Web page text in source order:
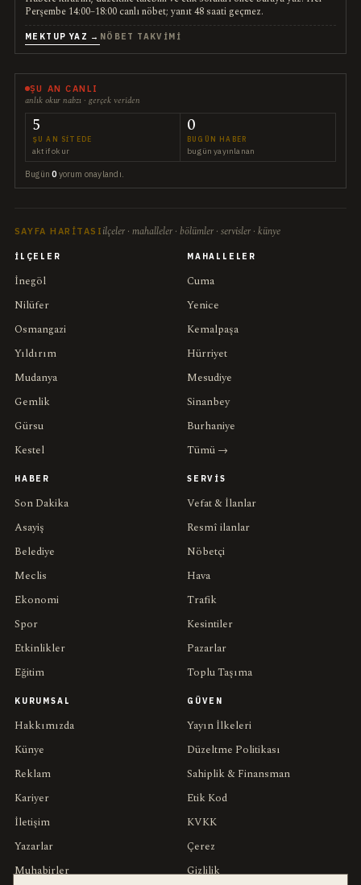
Perşembe 14:00–18:00 canlı nöbet; yanıt 48 saati geçmez.
MEKTUP YAZ → NÖBET TAKVIMI
ŞU AN CANLI
anlık okur nabzı · gerçek veriden
5
ŞU AN SITEDE
aktif okur
0
BUGÜN HABER
bugün yayınlanan
Bugün0 yorum onaylandı.
SAYFA HARITASI ilçeler · mahalleler · bölümler · servisler · künye
İLÇELER
İnegöl
Nilüfer
Osmangazi
Yıldırım
Mudanya
Gemlik
Gürsu
Kestel
MAHALLELER
Cuma
Yenice
Kemalpaşa
Hürriyet
Mesudiye
Sinanbey
Burhaniye
Tümü →
HABER
Son Dakika
Asayiş
Belediye
Meclis
Ekonomi
Spor
Etkinlikler
Eğitim
SERVIS
Vefat & İlanlar
Resmî ilanlar
Nöbetçi
Hava
Trafik
Kesintiler
Pazarlar
Toplu Taşıma
KURUMSAL
Hakkımızda
Künye
Reklam
Kariyer
İletişim
Yazarlar
Muhabirler
GÜVEN
Yayın İlkeleri
Düzeltme Politikası
Sahiplik & Finansman
Etik Kod
KVKK
Çerez
Gizlilik